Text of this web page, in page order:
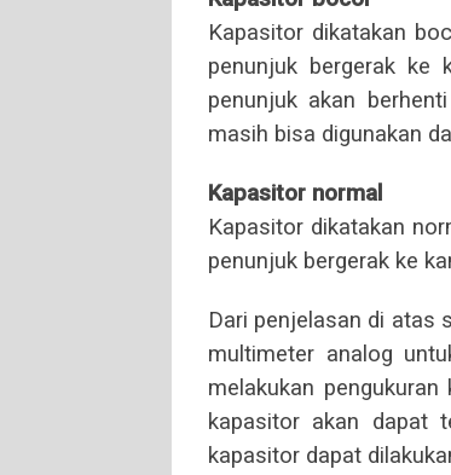
Kapasitor dikatakan
penunjuk bergerak ke
penunjuk akan
masih bisa digunakan
Kapasitor normal
Kapasitor dikatakan
penunjuk bergerak ke
Dari penjelasan di atas
multimeter analog
melakukan
kapasitor akan dapat
kapasitor dapat